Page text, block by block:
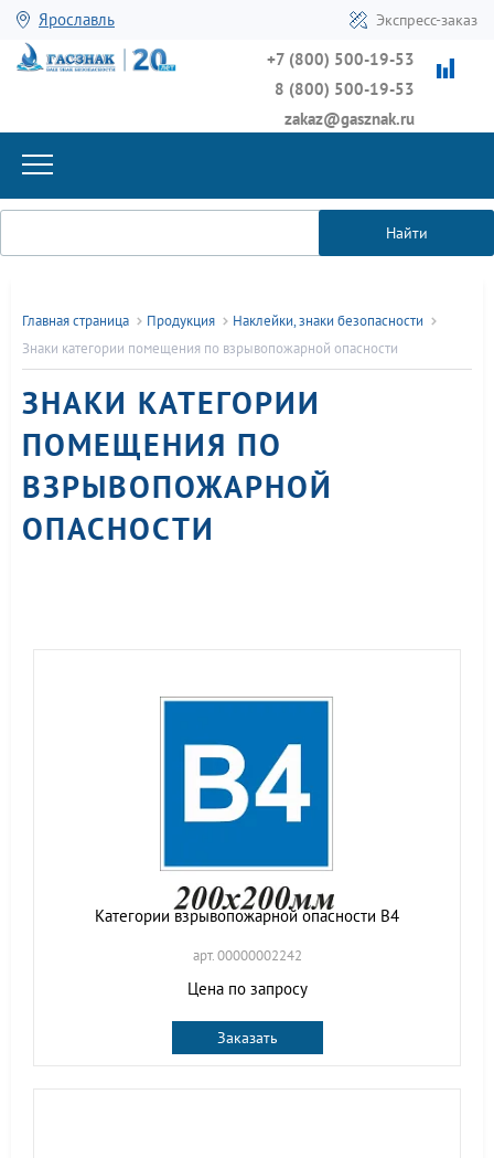
Ярославль Экспресс-заказ
+7 (800) 500-19-53
8 (800) 500-19-53
zakaz@gasznak.ru
Найти
Главная страница Продукция
Наклейки, знаки безопасности
Знаки категории помещения по взрывопожарной опасности
ЗНАКИ КАТЕГОРИИ
ПОМЕЩЕНИЯ ПО
ВЗРЫВОПОЖАРНОЙ
ОПАСНОСТИ
Категории взрывопожарной опасности В4
арт. 00000002242
Цена по запросу
Заказать